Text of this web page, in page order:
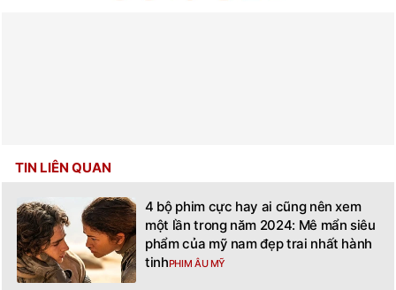
TIN LIÊN QUAN
4 bộ phim cực hay ai cũng nên xem
một lần trong năm 2024: Mê mẩn siêu
phẩm của mỹ nam đẹp trai nhất hành
tinhPHIM ÂU MỸ